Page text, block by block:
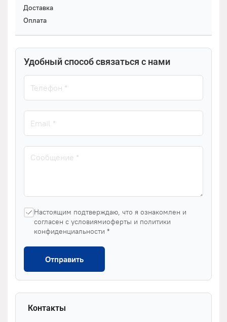
Доставка
Оплата
Удобный способ связаться с нами
Настоящим подтверждаю, что я ознакомлен и
согласен с условиямиоферты и политики
конфиденциальности *
Отправить
Контакты